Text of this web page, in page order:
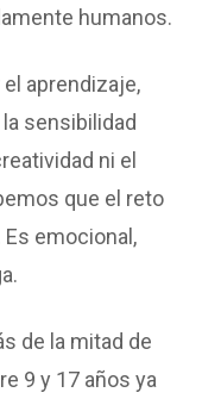
humanos.
aprendizaje,
sensibilidad
ni el
que el reto
emocional,
de la mitad de
9 y 17 años ya